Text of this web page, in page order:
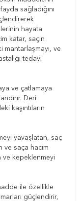
sağladığını
hayata
katar, saçın
mantarlaşmayı, ve
tedavi
ve çatlamaya
Deri
kaşıntıların
yavaşlatan, saç
ve saça hacim
ve kepeklenmeyi
ile özellikle
güçlendirir,